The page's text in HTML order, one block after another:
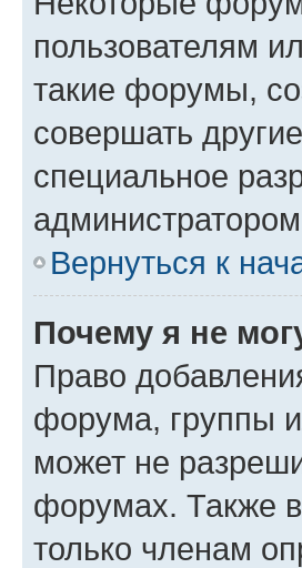
пользователям
такие форумы,
совершать
специальное
Вернуться к
Почему я не
Право
форума, группы
может не
форумах. Также
только членам